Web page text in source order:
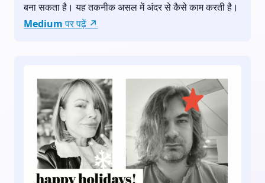
बना सकता है। यह तकनीक असल में अंदर से कैसे काम करती है।
Medium पर पढ़ें ↗